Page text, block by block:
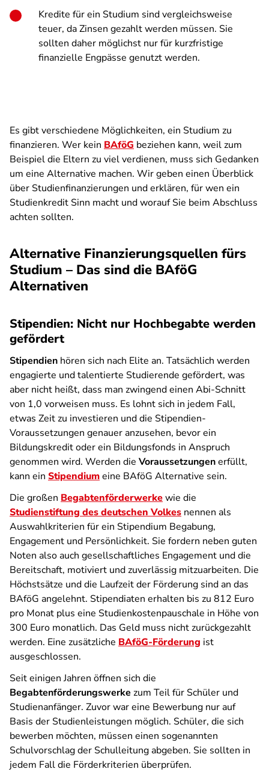
Kredite für ein Studium sind vergleichsweise
teuer, da Zinsen gezahlt werden müssen. Sie
sollten daher möglichst nur für kurzfristige
finanzielle Engpässe genutzt werden.
Es gibt verschiedene Möglichkeiten, ein Studium zu
finanzieren. Wer kein BAföG beziehen kann, weil zum
Beispiel die Eltern zu viel verdienen, muss sich Gedanken
um eine Alternative machen. Wir geben einen Überblick
über Studienfinanzierungen und erklären, für wen ein
Studienkredit Sinn macht und worauf Sie beim Abschluss
achten sollten.
Alternative Finanzierungsquellen fürs
Studium – Das sind die BAföG
Alternativen
Stipendien: Nicht nur Hochbegabte werden
gefördert
Stipendien hören sich nach Elite an. Tatsächlich werden
engagierte und talentierte Studierende gefördert, was
aber nicht heißt, dass man zwingend einen Abi-Schnitt
von 1,0 vorweisen muss. Es lohnt sich in jedem Fall,
etwas Zeit zu investieren und die Stipendien-
Voraussetzungen genauer anzusehen, bevor ein
Bildungskredit oder ein Bildungsfonds in Anspruch
genommen wird. Werden die Voraussetzungenerfüllt,
kann ein Stipendiumeine BAföG Alternative sein.
Die großen Begabtenförderwerkewie die
Studienstiftung des deutschen Volkes nennen als
Auswahlkriterien für ein Stipendium Begabung,
Engagement und Persönlichkeit. Sie fordern neben guten
Noten also auch gesellschaftliches Engagement und die
Bereitschaft, motiviert und zuverlässig mitzuarbeiten. Die
Höchstsätze und die Laufzeit der Förderung sind an das
BAföG angelehnt. Stipendiaten erhalten bis zu 812 Euro
pro Monat plus eine Studienkostenpauschale in Höhe von
300 Euro monatlich. Das Geld muss nicht zurückgezahlt
werden. Eine zusätzliche BAföG-Förderung ist
ausgeschlossen.
Seit einigen Jahren öffnen sich die
Begabtenförderungswerke zum Teil für Schüler und
Studienanfänger. Zuvor war eine Bewerbung nur auf
Basis der Studienleistungen möglich. Schüler, die sich
bewerben möchten, müssen einen sogenannten
Schulvorschlag der Schulleitung abgeben. Sie sollten in
jedem Fall die Förderkriterien überprüfen.